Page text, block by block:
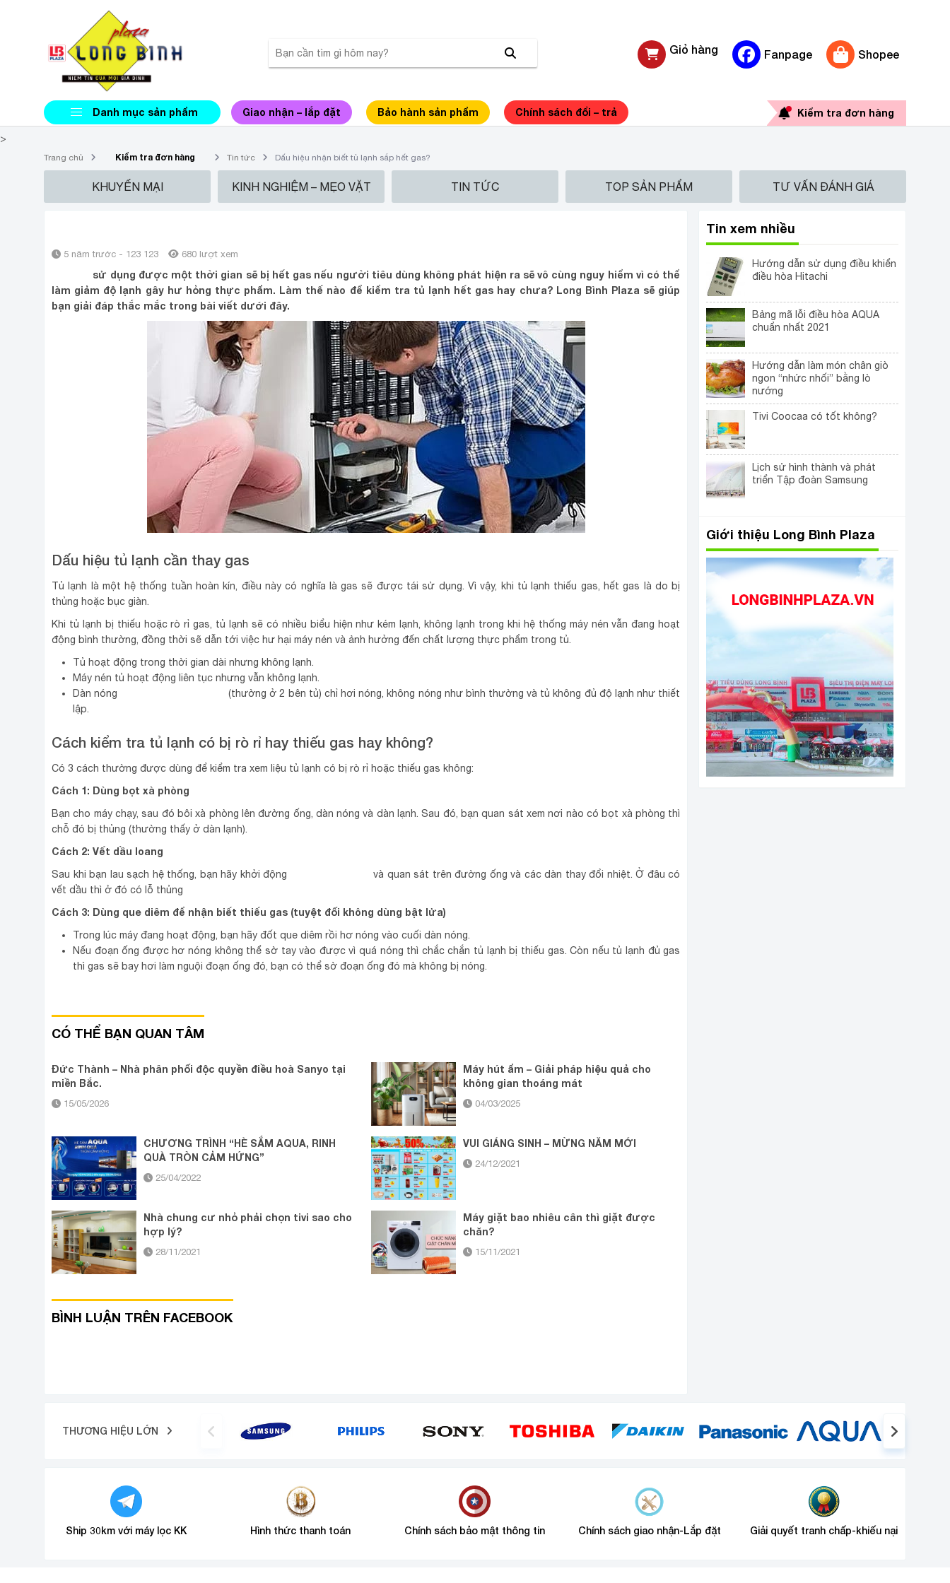
Giỏ hàng Fanpage Shopee
Danh mục sản phẩm Giao nhận – lắp đặt Bảo hành sản phẩm Chính sách đổi – trả Kiểm tra đơn hàng
>
Trang chủ Kiểm tra đơn hàng Tin tức Dấu hiệu nhận biết tủ lạnh sắp hết gas?
KHUYẾN MẠI KINH NGHIỆM – MẸO VẶT TIN TỨC TOP SẢN PHẨM TƯ VẤN ĐÁNH GIÁ
5 năm trước - 123 123 680 lượt xem
sử dụng được một thời gian sẽ bị hết gas nếu người tiêu dùng không phát hiện ra sẽ vô cùng nguy hiểm vì có thể
làm giảm độ lạnh gây hư hỏng thực phẩm. Làm thế nào để kiểm tra tủ lạnh hết gas hay chưa? Long Bình Plaza sẽ giúp
bạn giải đáp thắc mắc trong bài viết dưới đây.
Dấu hiệu tủ lạnh cần thay gas
Tủ lạnh là một hệ thống tuần hoàn kín, điều này có nghĩa là gas sẽ được tái sử dụng. Vì vậy, khi tủ lạnh thiếu gas, hết gas là do bị
thủng hoặc bục giàn.
Khi tủ lạnh bị thiếu hoặc rò rỉ gas, tủ lạnh sẽ có nhiều biểu hiện như kém lạnh, không lạnh trong khi hệ thống máy nén vẫn đang hoạt
động bình thường, đồng thời sẽ dẫn tới việc hư hại máy nén và ảnh hưởng đến chất lượng thực phẩm trong tủ.
Tủ hoạt động trong thời gian dài nhưng không lạnh.
Máy nén tủ hoạt động liên tục nhưng vẫn không lạnh.
Dàn nóng
(thường ở 2 bên tủ) chỉ hơi nóng, không nóng như bình thường và tủ không đủ độ lạnh như thiết
lập.
Cách kiểm tra tủ lạnh có bị rò rỉ hay thiếu gas hay không?
Có 3 cách thường được dùng để kiểm tra xem liệu tủ lạnh có bị rò rỉ hoặc thiếu gas không:
Cách 1: Dùng bọt xà phòng
Bạn cho máy chạy, sau đó bôi xà phòng lên đường ống, dàn nóng và dàn lạnh. Sau đó, bạn quan sát xem nơi nào có bọt xà phòng thì
chỗ đó bị thủng (thường thấy ở dàn lạnh).
Cách 2: Vết dầu loang
Sau khi bạn lau sạch hệ thống, bạn hãy khởi động
và quan sát trên đường ống và các dàn thay đổi nhiệt. Ở đâu có
vết dầu thì ở đó có lỗ thủng
Cách 3: Dùng que diêm để nhận biết thiếu gas (tuyệt đối không dùng bật lửa)
Trong lúc máy đang hoạt động, bạn hãy đốt que diêm rồi hơ nóng vào cuối dàn nóng.
Nếu đoạn ống được hơ nóng không thể sờ tay vào được vì quá nóng thì chắc chắn tủ lạnh bị thiếu gas. Còn nếu tủ lạnh đủ gas
thì gas sẽ bay hơi làm nguội đoạn ống đó, bạn có thể sờ đoạn ống đó mà không bị nóng.
CÓ THỂ BẠN QUAN TÂM
Đức Thành – Nhà phân phối độc quyền điều hoà Sanyo tại
miền Bắc.
15/05/2026
Máy hút ẩm – Giải pháp hiệu quả cho
không gian thoáng mát
04/03/2025
CHƯƠNG TRÌNH “HÈ SẮM AQUA, RINH
QUÀ TRÒN CẢM HỨNG”
25/04/2022
VUI GIÁNG SINH – MỪNG NĂM MỚI
24/12/2021
Nhà chung cư nhỏ phải chọn tivi sao cho
hợp lý?
28/11/2021
Máy giặt bao nhiêu cân thì giặt được
chăn?
15/11/2021
BÌNH LUẬN TRÊN FACEBOOK
Tin xem nhiều
Hướng dẫn sử dụng điều khiển
điều hòa Hitachi
Bảng mã lỗi điều hòa AQUA
chuẩn nhất 2021
Hướng dẫn làm món chân giò
ngon “nhức nhối” bằng lò
nướng
Tivi Coocaa có tốt không?
Lịch sử hình thành và phát
triển Tập đoàn Samsung
Giới thiệu Long Bình Plaza
THƯƠNG HIỆU LỚN
Ship 30km với máy lọc KK Hình thức thanh toán Chính sách bảo mật thông tin Chính sách giao nhận-Lắp đặt Giải quyết tranh chấp-khiếu nại